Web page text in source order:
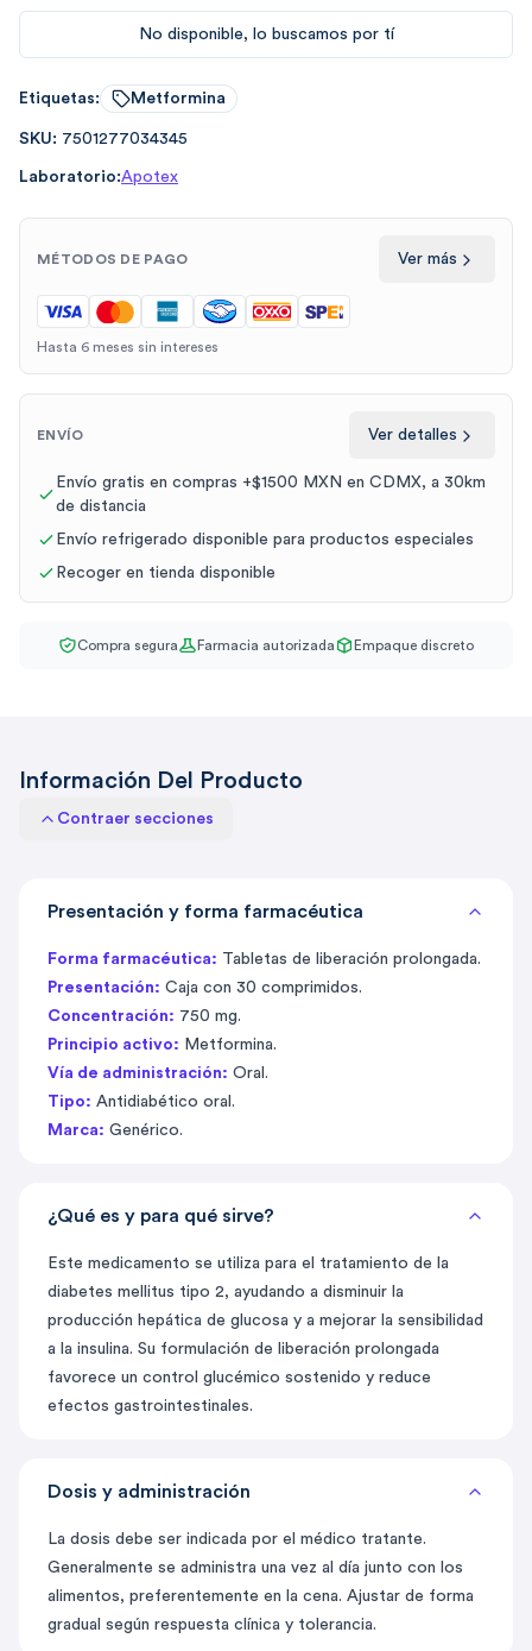
No disponible, lo buscamos por tí
Etiquetas: Metformina
SKU: 7501277034345
Laboratorio:Apotex
MÉTODOS DE PAGO Ver más
Hasta 6 meses sin intereses
ENVÍO Ver detalles
Envío gratis en compras +$1500 MXN en CDMX, a 30km
de distancia
Envío refrigerado disponible para productos especiales
Recoger en tienda disponible
Compra segura Farmacia autorizada Empaque discreto
Información Del Producto
Contraer secciones
Presentación y forma farmacéutica
Forma farmacéutica: Tabletas de liberación prolongada.
Presentación: Caja con 30 comprimidos.
Concentración: 750 mg.
Principio activo: Metformina.
Vía de administración: Oral.
Tipo: Antidiabético oral.
Marca: Genérico.
¿Qué es y para qué sirve?
Este medicamento se utiliza para el tratamiento de la
diabetes mellitus tipo 2, ayudando a disminuir la
producción hepática de glucosa y a mejorar la sensibilidad
a la insulina. Su formulación de liberación prolongada
favorece un control glucémico sostenido y reduce
efectos gastrointestinales.
Dosis y administración
La dosis debe ser indicada por el médico tratante.
Generalmente se administra una vez al día junto con los
alimentos, preferentemente en la cena. Ajustar de forma
gradual según respuesta clínica y tolerancia.